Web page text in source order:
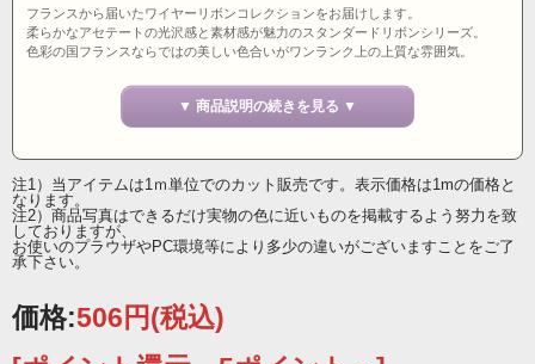
フランスから届いたワイヤーリボンコレクションをお届けします。
柔らかなアセテートの光沢感と素材感が魅力のスタンダードリボンシリーズ。
色彩の国フランスならではの美しい色合いがワンランク上の上質な雰囲気。
玉虫色の輝きと絶妙な色彩美を放つポピーレッド・待望の50ミリ幅登場。
経糸と緯糸が異なる色だからこそ、フランスならではのニュアンスある色彩美は
生まれています。
めです。
その他、インテリア装飾等、幅広いジャンルのクリエーターへ。
50ミリ幅 ワイヤーリボン フランス製
▼ 商品説明の続きを見る ▼
注1）当アイテムは1ｍ単位でのカット販売です。表示価格は1mの価格と
なります。
注2）商品写真はできるだけ実物の色に近いものを掲載するよう努力を致
しておりますが、
お使いのプラウザやPC環境等により多少の違いがございますことをご了
承下さい。
価格:506円(税込)